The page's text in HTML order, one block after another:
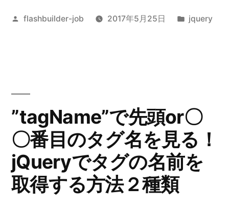
投
flashbuilder-job 2017年5月25日
カ
jquery
”tagName”で先頭or〇
〇番目のタグ名を見る！
jQueryでタグの名前を
取得する方法２種類